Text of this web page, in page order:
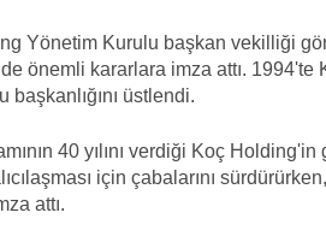
Yönetim Kurulu başkan vekilliği
önemli kararlara imza attı.
üstlendi.
40 yılını verdiği Koç
için çabalarını
attı.